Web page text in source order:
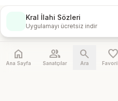
Kral İlahi Sözleri
Uygulamayı ücretsiz indir
home
Ana Sayfa
people
Sanatçılar
search
Ara
favorite